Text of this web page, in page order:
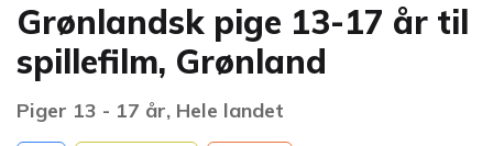
Grønlandsk pige 13-17 år til
spillefilm, Grønland
Piger 13 - 17 år, Hele landet